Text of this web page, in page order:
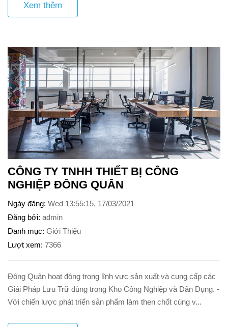
Xem thêm
CÔNG TY TNHH THIẾT BỊ CÔNG
NGHIỆP ĐÔNG QUÂN
Ngày đăng Wed 13:55:15, 17/03/2021
Đăng bởi admin
Danh mục Giới Thiệu
Lượt xem 7366
Đông Quân hoạt động trong lĩnh vực sản xuất và cung cấp các
Giải Pháp Lưu Trữ dùng trong Kho Công Nghiệp và Dân Dụng. -
Với chiến lược phát triển sản phẩm làm then chốt cùng v...